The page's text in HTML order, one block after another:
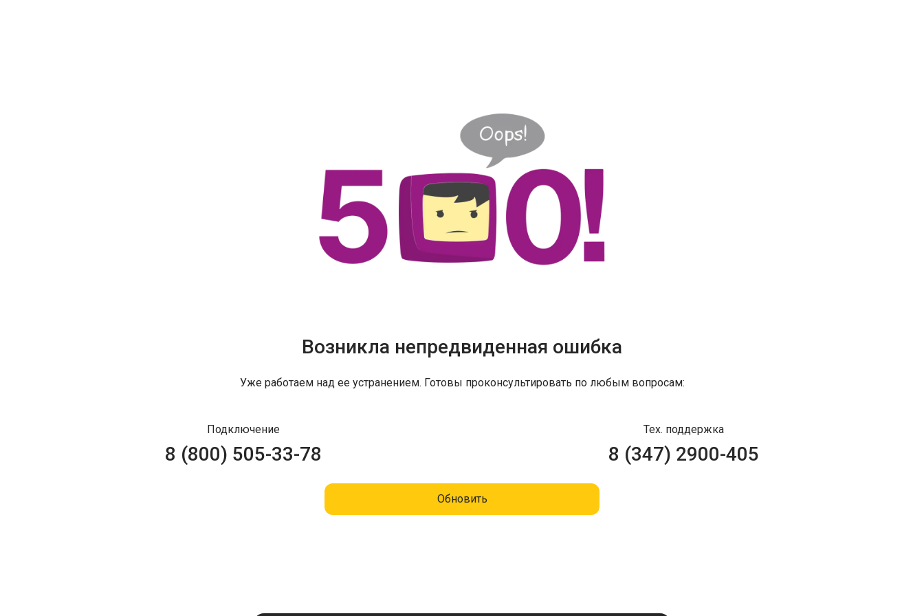
Возникла непредвиденная ошибка
Уже работаем над ее устранением. Готовы проконсультировать по любым вопросам:
Подключение
8 (800) 505-33-78
Тех. поддержка
8 (347) 2900-405
Обновить